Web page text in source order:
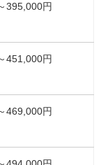
395,000円
451,000円
469,000円